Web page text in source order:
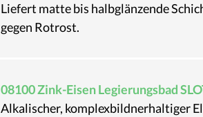
Liefert matte bis halbglänzende
gegen Rotrost.
08100 Zink-Eisen Legierungsbad
Alkalischer, komplexbildnerhaltiger